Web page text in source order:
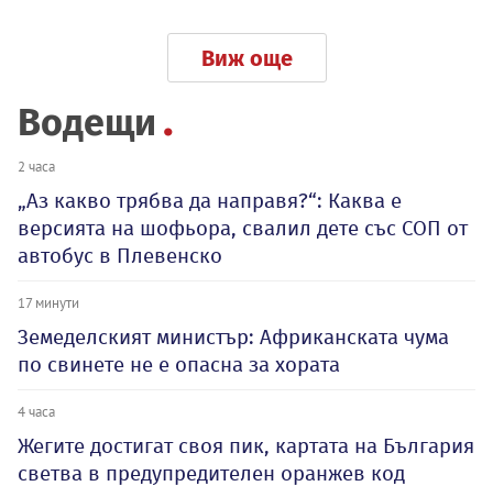
Виж още
Водещи
2 часа
„Аз какво трябва да направя?“: Каква е
версията на шофьора, свалил дете със СОП от
автобус в Плевенско
17 минути
Земеделският министър: Африканската чума
по свинете не е опасна за хората
4 часа
Жегите достигат своя пик, картата на България
светва в предупредителен оранжев код